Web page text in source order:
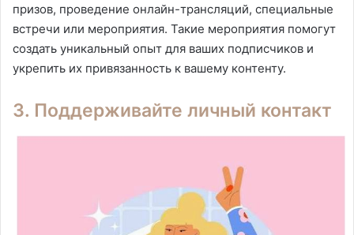
призов, проведение онлайн-трансляций, специальные
встречи или мероприятия. Такие мероприятия помогут
создать уникальный опыт для ваших подписчиков и
укрепить их привязанность к вашему контенту.
3. Поддерживайте личный контакт